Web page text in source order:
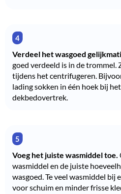
Verdeel het wasgoed
goed verdeeld is in de trommel.
tijdens het centrifugeren.
lading sokken in één hoek bij
dekbedovertrek.
Voeg het juiste wasmiddel toe.
wasmiddel en de juiste
wasgoed. Te veel wasmiddel bij
voor schuim en minder frisse